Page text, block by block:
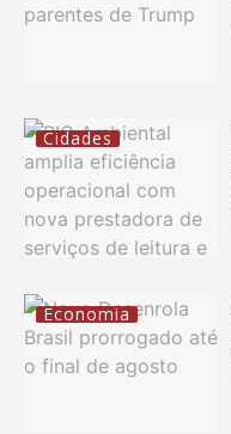
Cidades
Economia